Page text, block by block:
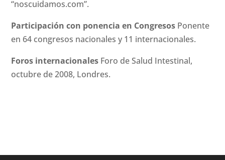
“noscuidamos.com”.
Participación con ponencia en Congresos Ponente
en 64 congresos nacionales y 11 internacionales.
Foros internacionales Foro de Salud Intestinal,
octubre de 2008, Londres.